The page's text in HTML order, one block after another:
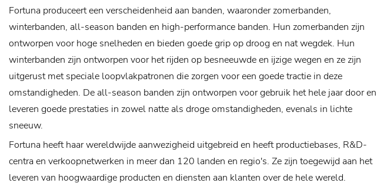
Fortuna produceert een verscheidenheid aan banden, waaronder zomerbanden,
winterbanden, all-season banden en high-performance banden. Hun zomerbanden zijn
ontworpen voor hoge snelheden en bieden goede grip op droog en nat wegdek. Hun
winterbanden zijn ontworpen voor het rijden op besneeuwde en ijzige wegen en ze zijn
uitgerust met speciale loopvlakpatronen die zorgen voor een goede tractie in deze
omstandigheden. De all-season banden zijn ontworpen voor gebruik het hele jaar door en
leveren goede prestaties in zowel natte als droge omstandigheden, evenals in lichte
sneeuw.
Fortuna heeft haar wereldwijde aanwezigheid uitgebreid en heeft productiebases, R&D-
centra en verkoopnetwerken in meer dan 120 landen en regio's. Ze zijn toegewijd aan het
leveren van hoogwaardige producten en diensten aan klanten over de hele wereld.